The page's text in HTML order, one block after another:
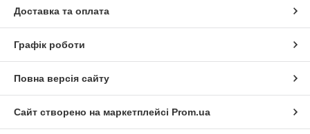
Доставка та оплата
Графік роботи
Повна версія сайту
Сайт створено на маркетплейсі Prom.ua